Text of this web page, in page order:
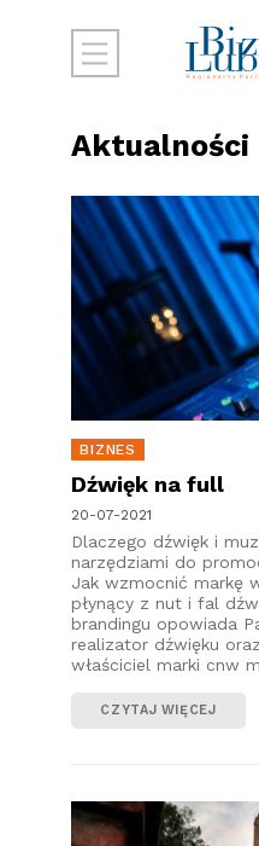
Aktualności
BIZNES
Dźwięk na full
20-07-2021
Dlaczego dźwięk i
narzędziami do
Jak wzmocnić markę
płynący z nut i fal
brandingu opowiada
realizator dźwięku
właściciel marki cnw
CZYTAJ WIĘCEJ